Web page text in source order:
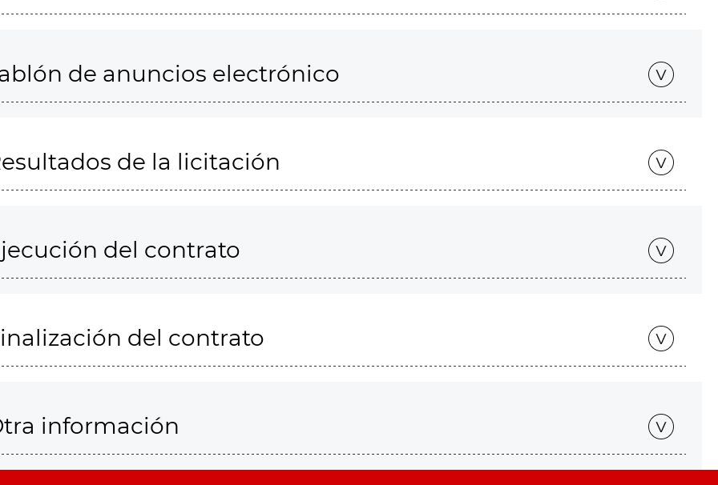
de anuncios electrónico
de la licitación
del contrato
del contrato
información